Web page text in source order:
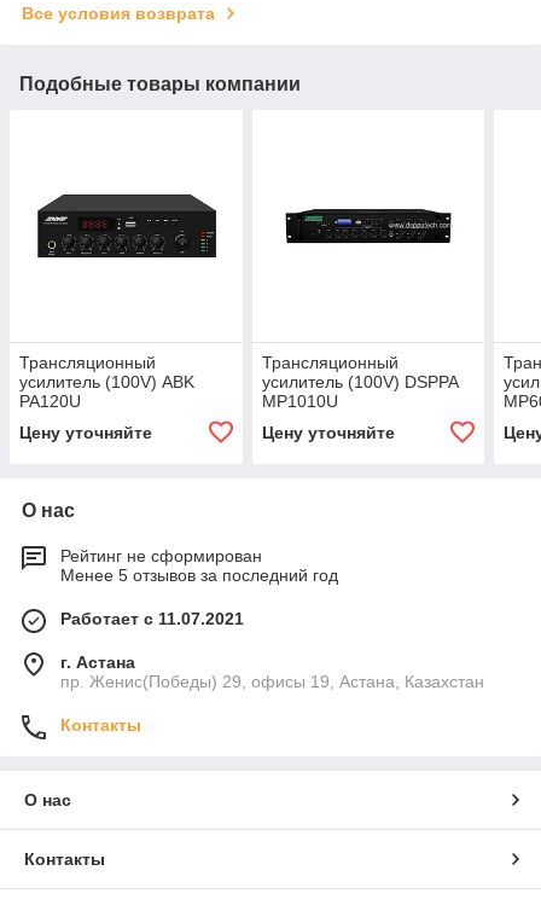
Все условия возврата
Подобные товары компании
Трансляционный
усилитель (100V) ABK
PA120U
Цену уточняйте
Трансляционный
усилитель (100V) DSPPA
MP1010U
Цену уточняйте
О нас
Рейтинг не сформирован
Менее 5 отзывов за последний год
Работает с 11.07.2021
г. Астана
пр. Женис(Победы) 29, офисы 19, Астана, Казахстан
Контакты
О нас
Контакты